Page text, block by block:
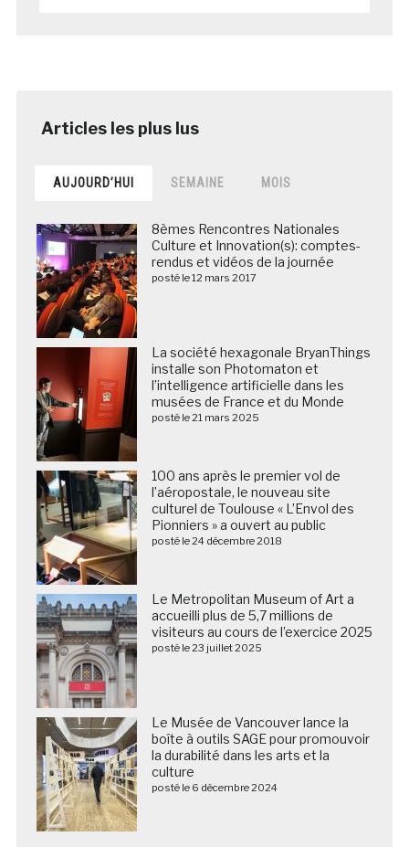
AUJOURD’HUI SEMAINE MOIS
8èmes Rencontres Nationales
Culture et Innovation(s): comptes-
rendus et vidéos de la journée
posté le 12 mars 2017
La société hexagonale BryanThings
installe son Photomaton et
l’intelligence artificielle dans les
musées de France et du Monde
posté le 21 mars 2025
100 ans après le premier vol de
l’aéropostale, le nouveau site
culturel de Toulouse « L’Envol des
Pionniers » a ouvert au public
posté le 24 décembre 2018
Le Metropolitan Museum of Art a
accueilli plus de 5,7 millions de
visiteurs au cours de l’exercice 2025
posté le 23 juillet 2025
Le Musée de Vancouver lance la
boîte à outils SAGE pour promouvoir
la durabilité dans les arts et la
culture
posté le 6 décembre 2024